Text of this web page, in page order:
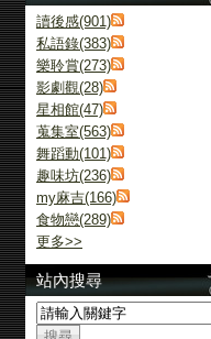
讀後感(901)
私語錄(383)
樂聆賞(273)
影劇觀(28)
星相館(47)
蒐集室(563)
舞蹈動(101)
趣味坊(236)
my麻吉(166)
食物戀(289)
更多>>
站內搜尋